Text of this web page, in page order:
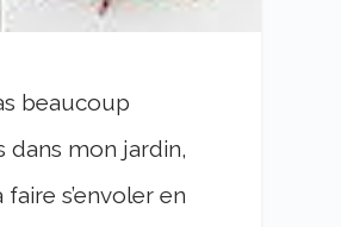
beaucoup
dans mon jardin,
s’envoler en